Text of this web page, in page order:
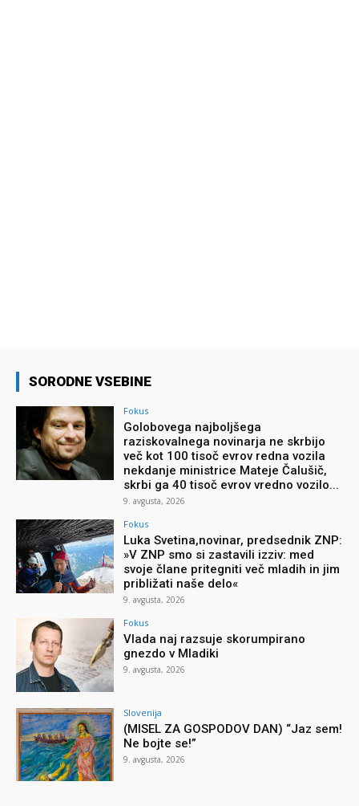
SORODNE VSEBINE
Fokus
Golobovega najboljšega
raziskovalnega novinarja ne skrbijo
več kot 100 tisoč evrov redna vozila
nekdanje ministrice Mateje Čalušič,
skrbi ga 40 tisoč evrov vredno vozilo...
9. avgusta, 2026
Fokus
Luka Svetina,novinar, predsednik ZNP:
»V ZNP smo si zastavili izziv: med
svoje člane pritegniti več mladih in jim
približati naše delo«
9. avgusta, 2026
Fokus
Vlada naj razsuje skorumpirano
gnezdo v Mladiki
9. avgusta, 2026
Slovenija
(MISEL ZA GOSPODOV DAN) “Jaz sem!
Ne bojte se!”
9. avgusta, 2026